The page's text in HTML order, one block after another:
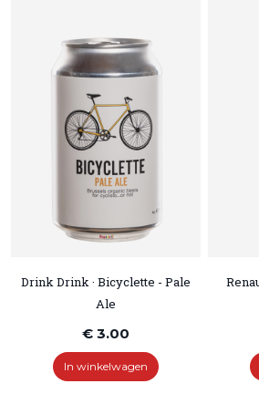
Drink Drink · Bicyclette - Pale
Ale
€ 3.00
In winkelwagen